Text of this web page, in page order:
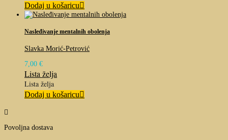
Dodaj u košaricu
Nasleđivanje mentalnih obolenja
Slavka Morić-Petrović
7,00 €
Lista želja
Lista želja
Dodaj u košaricu

Povoljna dostava